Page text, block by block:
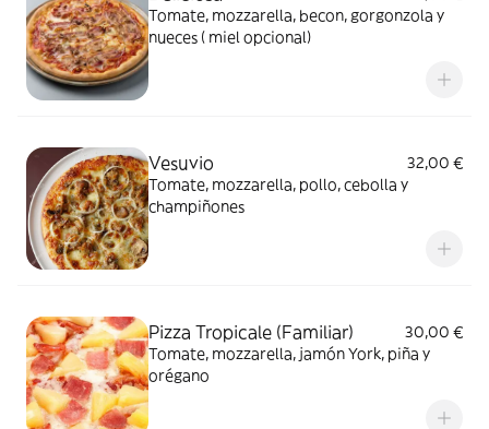
Tomate, mozzarella, becon, gorgonzola y
nueces ( miel opcional)
Vesuvio
32,00 €
Tomate, mozzarella, pollo, cebolla y
champiñones
Pizza Tropicale (Familiar)
30,00 €
Tomate, mozzarella, jamón York, piña y
orégano